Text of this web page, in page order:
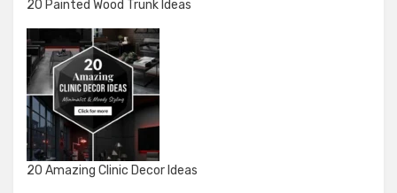
20 Painted Wood Trunk Ideas
20 Amazing Clinic Decor Ideas